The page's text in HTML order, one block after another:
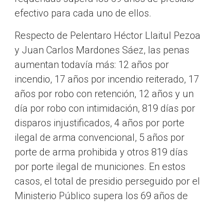
efectivo para cada uno de ellos.
Respecto de Pelentaro Héctor Llaitul Pezoa
y Juan Carlos Mardones Sáez, las penas
aumentan todavía más: 12 años por
incendio, 17 años por incendio reiterado, 17
años por robo con retención, 12 años y un
día por robo con intimidación, 819 días por
disparos injustificados, 4 años por porte
ilegal de arma convencional, 5 años por
porte de arma prohibida y otros 819 días
por porte ilegal de municiones. En estos
casos, el total de presidio perseguido por el
Ministerio Público supera los 69 años de